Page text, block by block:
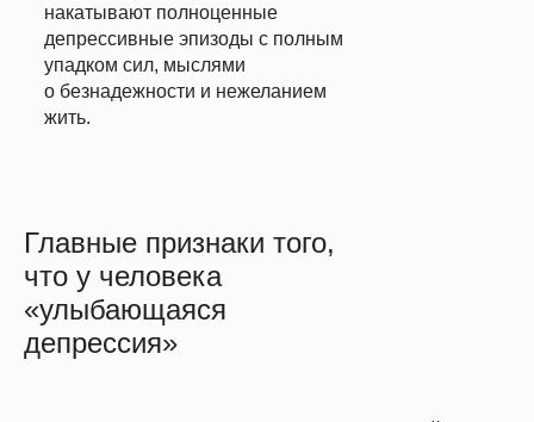
накатывают полноценные
депрессивные эпизоды с полным
упадком сил, мыслями
о безнадежности и нежеланием
жить.
Главные признаки того,
что у человека
«улыбающаяся
депрессия»